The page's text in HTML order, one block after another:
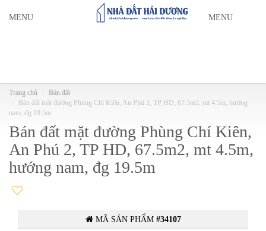
MENU MENU
Trang chủ
Bán đất
Bán đất mặt đường Phùng Chí Kiên, An Phú 2, TP HD, 67.5m2, mt 4.5m, hướng
nam, đg 19.5m
Bán đất mặt đường Phùng Chí Kiên,
An Phú 2, TP HD, 67.5m2, mt 4.5m,
hướng nam, đg 19.5m
MÃ SẢN PHẨM #34107